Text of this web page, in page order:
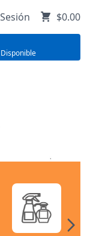
$0.00